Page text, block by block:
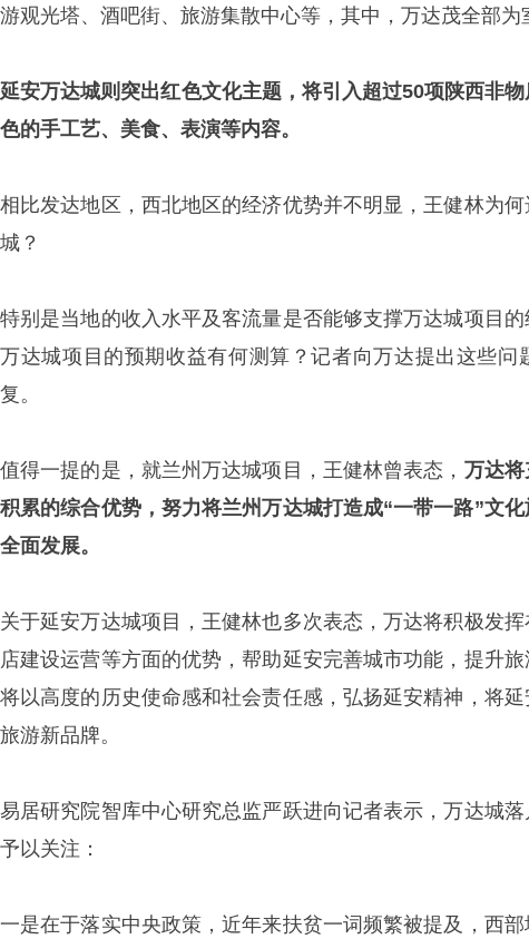
游观光塔、酒吧街、旅游集散中心等，其中，万达茂全部为
延安万达城则突出红色文化主题，将引入超过50项陕西非
色的手工艺、美食、表演等内容。
相比发达地区，西北地区的经济优势并不明显，王健林为
城？
特别是当地的收入水平及客流量是否能够支撑万达城项目
万达城项目的预期收益有何测算？记者向万达提出这些问
复。
值得一提的是，就兰州万达城项目，王健林曾表态， 万达
积累的综合优势，努力将兰州万达城打造成“一带一路”文
全面发展。
关于延安万达城项目，王健林也多次表态，万达将积极发
店建设运营等方面的优势，帮助延安完善城市功能，提升旅
将以高度的历史使命感和社会责任感，弘扬延安精神，将
旅游新品牌。
易居研究院智库中心研究总监严跃进向记者表示，万达城
予以关注：
一是在于落实中央政策，近年来扶贫一词频繁被提及，西